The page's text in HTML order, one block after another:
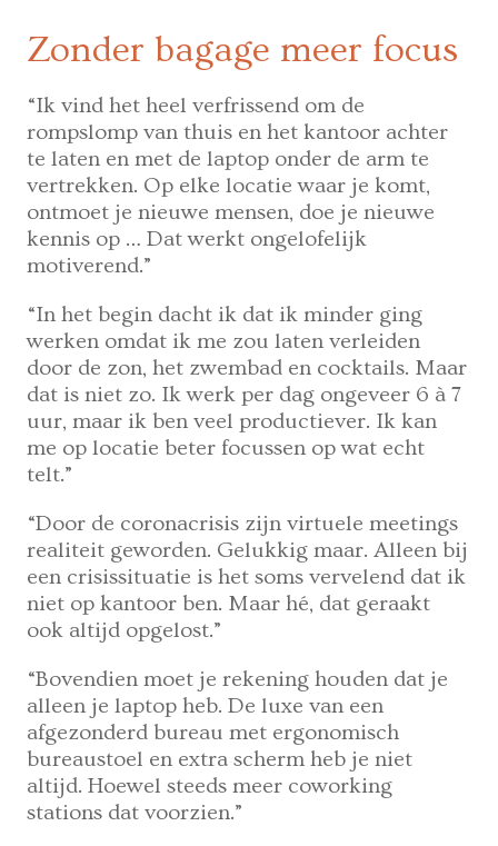
Zonder bagage meer focus
“Ik vind het heel verfrissend om de
rompslomp van thuis en het kantoor achter
te laten en met de laptop onder de arm te
vertrekken. Op elke locatie waar je komt,
ontmoet je nieuwe mensen, doe je nieuwe
kennis op … Dat werkt ongelofelijk
motiverend.”
“In het begin dacht ik dat ik minder ging
werken omdat ik me zou laten verleiden
door de zon, het zwembad en cocktails. Maar
dat is niet zo. Ik werk per dag ongeveer 6 à 7
uur, maar ik ben veel productiever. Ik kan
me op locatie beter focussen op wat echt
telt.”
“Door de coronacrisis zijn virtuele meetings
realiteit geworden. Gelukkig maar. Alleen bij
een crisissituatie is het soms vervelend dat ik
niet op kantoor ben. Maar hé, dat geraakt
ook altijd opgelost.”
“Bovendien moet je rekening houden dat je
alleen je laptop heb. De luxe van een
afgezonderd bureau met ergonomisch
bureaustoel en extra scherm heb je niet
altijd. Hoewel steeds meer coworking
stations dat voorzien.”